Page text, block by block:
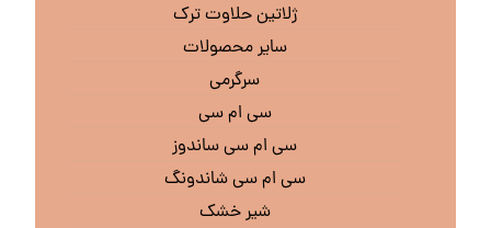
ژلاتین حلاوت ترک
سایر محصولات
سرگرمی
سی ام سی
سی ام سی ساندوز
سی ام سی شاندونگ
شیر خشک